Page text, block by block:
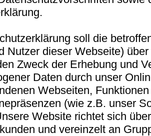
soll die
Nutzer dieser Webseite)
Zweck der Erhebung und
Daten durch unser
Webseiten,
(wie z.B. unser
Website richtet sich
und vereinzelt an